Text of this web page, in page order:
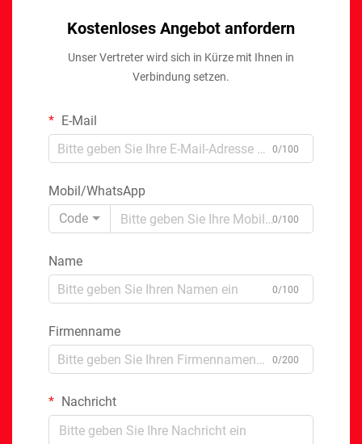
Kostenloses Angebot anfordern
Unser Vertreter wird sich in Kürze mit Ihnen in
Verbindung setzen.
E-Mail
0/100
Mobil/WhatsApp
Code
0/100
Name
0/100
Firmenname
0/200
Nachricht